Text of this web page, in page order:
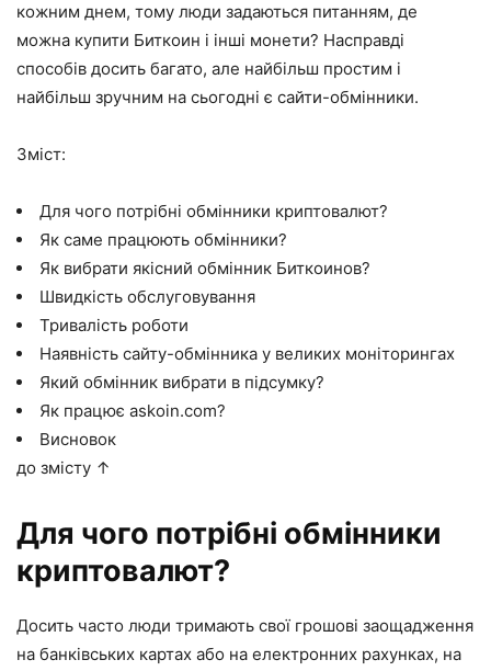
кожним днем, тому люди задаються питанням, де
можна купити Биткоин і інші монети? Насправді
способів досить багато, але найбільш простим і
найбільш зручним на сьогодні є сайти-обмінники.
Зміст:
Для чого потрібні обмінники криптовалют?
Як саме працюють обмінники?
Як вибрати якісний обмінник Биткоинов?
Швидкість обслуговування
Тривалість роботи
Наявність сайту-обмінника у великих моніторингах
Який обмінник вибрати в підсумку?
Як працює askoin.com?
Висновок
до змісту ↑
Для чого потрібні обмінники
криптовалют?
Досить часто люди тримають свої грошові заощадження
на банківських картах або на електронних рахунках, на